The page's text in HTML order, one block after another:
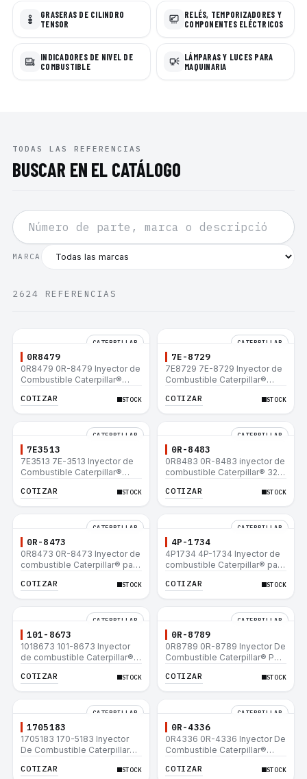
GRASERAS DE CILINDRO
TENSOR
RELÉS, TEMPORIZADORES Y
COMPONENTES ELÉCTRICOS
INDICADORES DE NIVEL DE
COMBUSTIBLE
LÁMPARAS Y LUCES PARA
MAQUINARIA
TODAS LAS REFERENCIAS
BUSCAR EN EL CATÁLOGO
MARCA
2624 REFERENCIAS
CATERPILLAR
0R8479
0R8479 0R-8479 Inyector de
Combustible Caterpillar®
IT14B 910E
COTIZAR STOCK
CATERPILLAR
7E-8729
7E8729 7E-8729 Inyector de
Combustible Caterpillar®
IT14B 910E
COTIZAR STOCK
CATERPILLAR
7E3513
7E3513 7E-3513 Inyector de
Combustible Caterpillar®
IT14B 910E
COTIZAR STOCK
CATERPILLAR
0R-8483
0R8483 0R-8483 inyector de
combustible Caterpillar® 320
320N 320-A S IT18F IT28F
COTIZAR STOCK
CATERPILLAR
0R-8473
0R8473 0R-8473 Inyector de
combustible Caterpillar® para
COTIZAR STOCK
CATERPILLAR
4P-1734
4P1734 4P-1734 Inyector de
combustible Caterpillar® para
COTIZAR STOCK
CATERPILLAR
101-8673
1018673 101-8673 Inyector
de combustible Caterpillar®
COTIZAR STOCK
CATERPILLAR
0R-8789
0R8789 0R-8789 Inyector De
Combustible Caterpillar® PM-
RM-350 SM-350
COTIZAR STOCK
CATERPILLAR
1705183
1705183 170-5183 Inyector
De Combustible Caterpillar®
12H 140G 950B
COTIZAR STOCK
CATERPILLAR
0R-4336
0R4336 0R-4336 Inyector De
Combustible Caterpillar®
12H 140G 950B
COTIZAR STOCK